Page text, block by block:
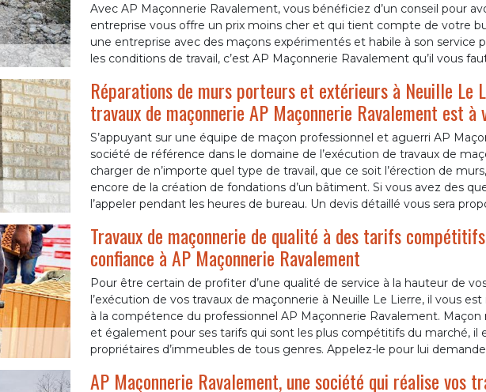
Avec AP Maçonnerie Ravalement, vous bénéficiez d’un conseil pour
entreprise vous offre un prix moins cher et qui tient compte de votre
une entreprise avec des maçons expérimentés et habile à son service
les conditions de travail, c’est AP Maçonnerie Ravalement qu’il vous
Réparations de murs porteurs et extérieurs à Neuille Le
travaux de maçonnerie AP Maçonnerie Ravalement est à
S’appuyant sur une équipe de maçon professionnel et aguerri AP
société de référence dans le domaine de l’exécution de travaux de
charger de n’importe quel type de travail, que ce soit l’érection de
encore de la création de fondations d’un bâtiment. Si vous avez des
l’appeler pendant les heures de bureau. Un devis détaillé vous sera
Travaux de maçonnerie de qualité à des tarifs
confiance à AP Maçonnerie Ravalement
Pour être certain de profiter d’une qualité de service à la hauteur de
l’exécution de vos travaux de maçonnerie à Neuille Le Lierre, il vous
à la compétence du professionnel AP Maçonnerie Ravalement. Maçon
et également pour ses tarifs qui sont les plus compétitifs du marché, il
propriétaires d’immeubles de tous genres. Appelez-le pour lui
AP Maçonnerie Ravalement, une société qui réalise vos